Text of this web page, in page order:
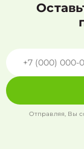
Отправляя, Вы